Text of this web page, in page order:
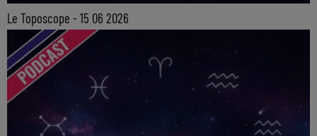
Le Toposcope - 15 06 2026